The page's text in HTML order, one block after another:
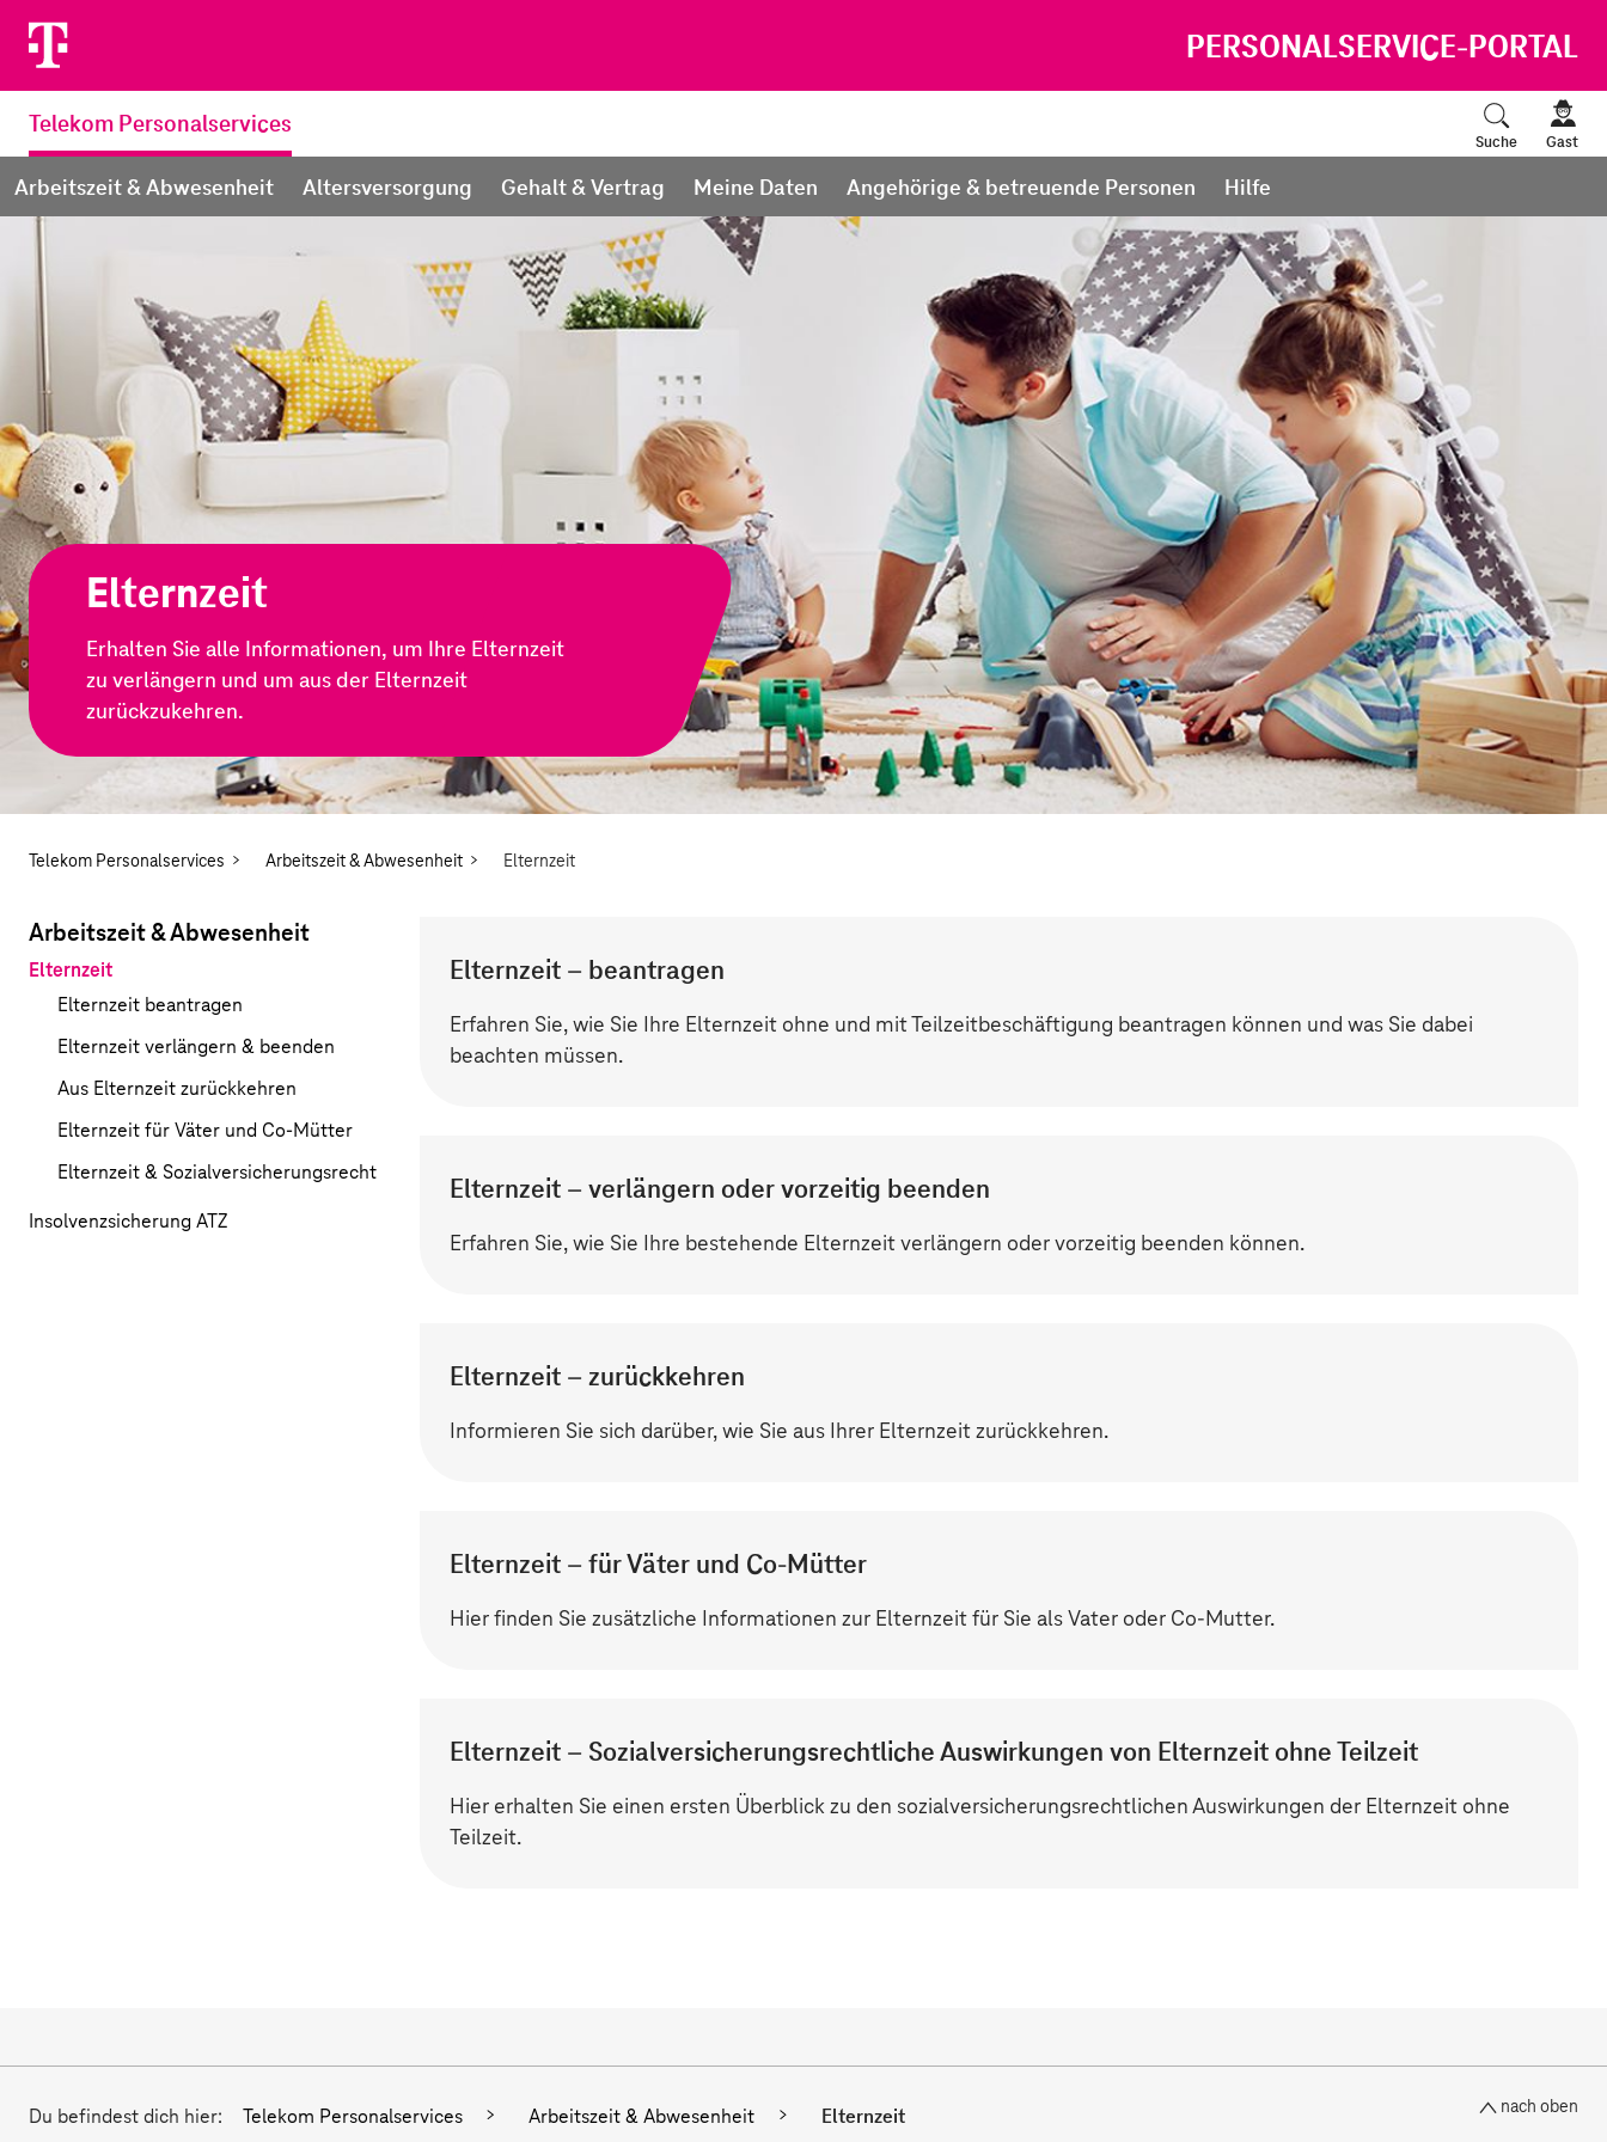
PERSONALSERVICE-PORTAL
aktiv:
Telekom Personalservices
Suche Gast
Arbeitszeit & Abwesenheit Altersversorgung Gehalt & Vertrag Meine Daten Angehörige & betreuende Personen Hilfe
Elternzeit
Erhalten Sie alle Informationen, um Ihre Elternzeit
zu verlängern und um aus der Elternzeit
zurückzukehren.
Telekom Personalservices Arbeitszeit & Abwesenheit Elternzeit
Arbeitszeit & Abwesenheit
aktiv:
Elternzeit
Elternzeit beantragen
Elternzeit verlängern & beenden
Aus Elternzeit zurückkehren
Elternzeit für Väter und Co-Mütter
Elternzeit & Sozialversicherungsrecht
Insolvenzsicherung ATZ
Elternzeit – beantragen
Erfahren Sie, wie Sie Ihre Elternzeit ohne und mit Teilzeitbeschäftigung beantragen können und was Sie dabei
beachten müssen.
Elternzeit – verlängern oder vorzeitig beenden
Erfahren Sie, wie Sie Ihre bestehende Elternzeit verlängern oder vorzeitig beenden können.
Elternzeit – zurückkehren
Informieren Sie sich darüber, wie Sie aus Ihrer Elternzeit zurückkehren.
Elternzeit – für Väter und Co-Mütter
Hier finden Sie zusätzliche Informationen zur Elternzeit für Sie als Vater oder Co-Mutter.
Elternzeit – Sozialversicherungsrechtliche Auswirkungen von Elternzeit ohne Teilzeit
Hier erhalten Sie einen ersten Überblick zu den sozialversicherungsrechtlichen Auswirkungen der Elternzeit ohne
Teilzeit.
Du befindest dich hier: Telekom Personalservices Arbeitszeit & Abwesenheit Elternzeit nach oben